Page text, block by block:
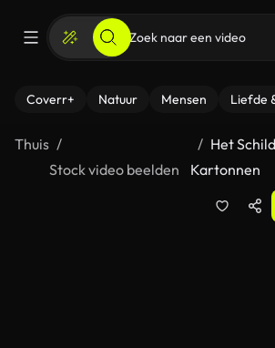
Coverr+ Natuur Mensen Liefde
Thuis
Stock video beelden
Het
Kartonnen